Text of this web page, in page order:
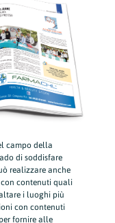
campo della
di soddisfare
realizzare anche
contenuti quali
i luoghi più
con contenuti
fornire alle